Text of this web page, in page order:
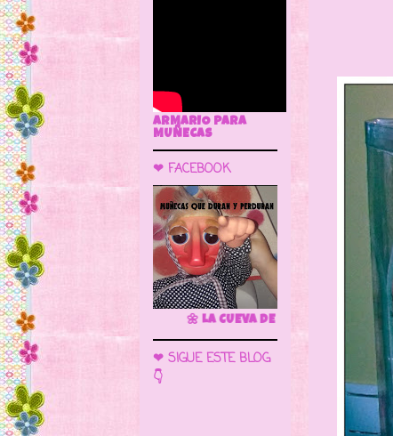
ARMARIO PARA
MUÑECAS
❤ FACEBOOK
🌼 LA CUEVA DE LAS MUÑECAS
❤ SIGUE ESTE BLOG
👇